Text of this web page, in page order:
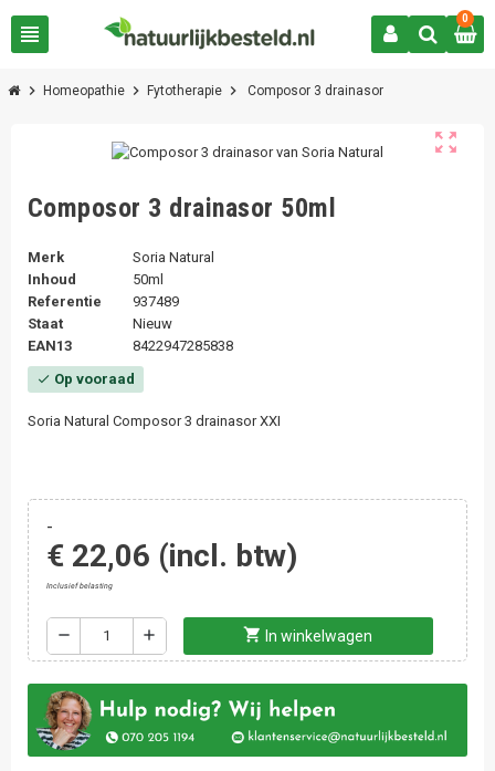
view_headline
0
chevron_right Homeopathie chevron_right Fytotherapie chevron_right Composor 3 drainasor
zoom_out_map
Composor 3 drainasor 50ml
Merk
Soria Natural
Inhoud
50ml
Referentie
937489
Staat
Nieuw
EAN13
8422947285838
check Op vooraad
Soria Natural Composor 3 drainasor XXI
-
€ 22,06 (incl. btw)
Inclusief belasting
remove add shopping_cart In winkelwagen